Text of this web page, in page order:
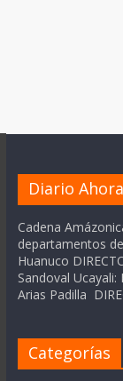
Diario Ahora
Cadena
departamentos
Huanuco
Sandoval
Arias Padilla
Categorías